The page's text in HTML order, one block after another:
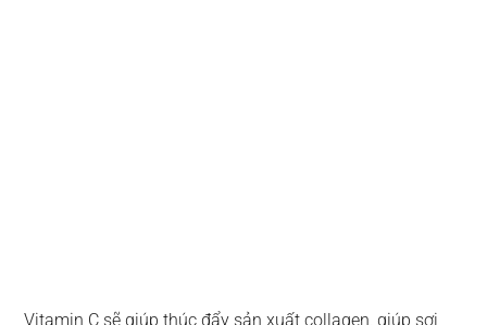
Vitamin C sẽ giúp thúc đẩy sản xuất collagen, giúp sợi